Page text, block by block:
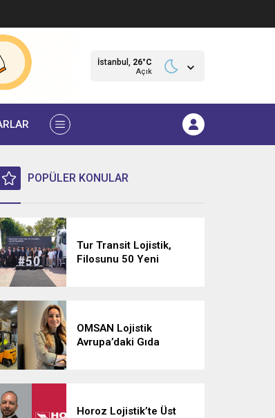
İstanbul, 26°C
Açık
POPÜLER KONULAR
Tur Transit Lojistik,
Filosunu 50 Yeni
OMSAN Lojistik
Avrupa’daki Gıda
Horoz Lojistik’te Üst